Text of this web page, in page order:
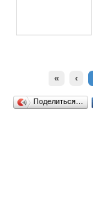
« ‹
Поделиться…